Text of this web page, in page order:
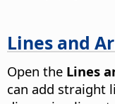
Lines and
Open the Lines
can add straight